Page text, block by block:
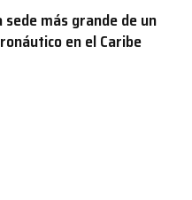
sede más grande de un
en el Caribe